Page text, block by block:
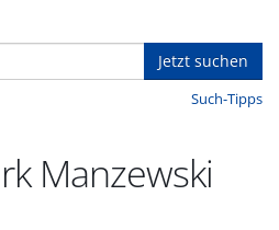
Jetzt suchen
Such-Tipps
Manzewski